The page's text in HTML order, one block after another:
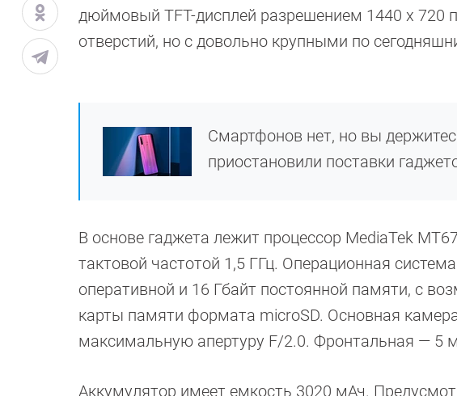
дюймовый TFT-дисплей разрешением 1440 x 720
отверстий, но с довольно крупными по
Смартфонов нет, но вы
приостановили поставки
В основе гаджета лежит процессор MediaTek
тактовой частотой 1,5 ГГц. Операционная
оперативной и 16 Гбайт постоянной памяти, с
карты памяти формата microSD. Основная
максимальную апертуру F/2.0. Фронтальная — 5
Аккумулятор имеет емкость 3020 мАч.